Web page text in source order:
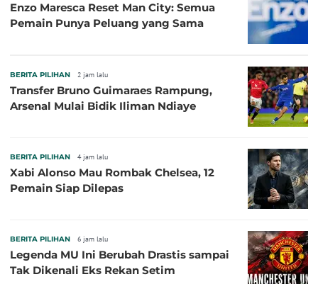
Enzo Maresca Reset Man City: Semua
Pemain Punya Peluang yang Sama
BERITA PILIHAN 2 jam lalu
Transfer Bruno Guimaraes Rampung,
Arsenal Mulai Bidik Iliman Ndiaye
BERITA PILIHAN 4 jam lalu
Xabi Alonso Mau Rombak Chelsea, 12
Pemain Siap Dilepas
BERITA PILIHAN 6 jam lalu
Legenda MU Ini Berubah Drastis sampai
Tak Dikenali Eks Rekan Setim